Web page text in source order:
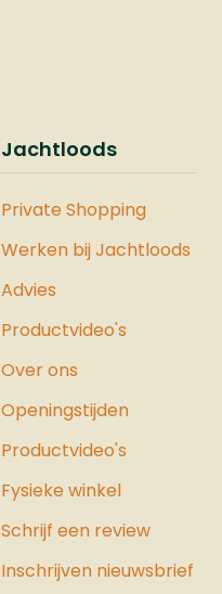
Jachtloods
Private Shopping
Werken bij Jachtloods
Advies
Productvideo's
Over ons
Openingstijden
Productvideo's
Fysieke winkel
Schrijf een review
Inschrijven nieuwsbrief